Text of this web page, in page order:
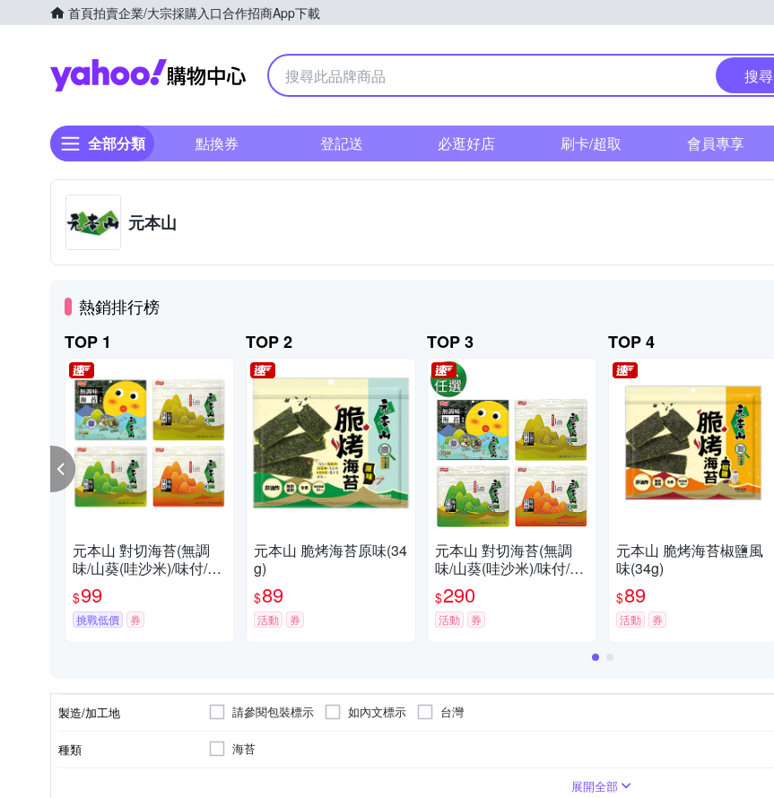
首頁拍賣企業/大宗採購入口合作招商App下載
Yahoo購物中心
搜尋
全部分類 點換券 登記送 必逛好店 刷卡/超取 會員專享
元本山
熱銷排行榜
TOP 1
元本山 對切海苔(無調
味/山葵(哇沙米)/味付/辣
味-口味任選)
$99
挑戰低價 券
TOP 2
元本山 脆烤海苔原味(34
g)
$89
活動 券
TOP 3
元本山 對切海苔(無調
味/山葵(哇沙米)/味付/辣
味-口味任選3包超值組)
$290
活動 券
TOP 4
元本山 脆烤海苔椒鹽風
味(34g)
$89
活動 券
製造/加工地 請參閱包裝標示 如內文標示 台灣
種類 海苔
展開全部